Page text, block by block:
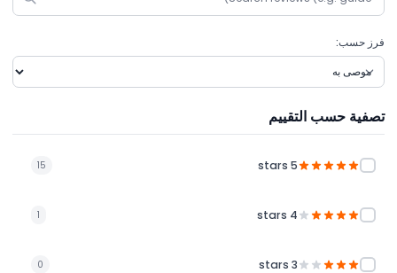
فرز حسب:
تصفية حسب التقييم
5 stars
15
4 stars
1
3 stars
0